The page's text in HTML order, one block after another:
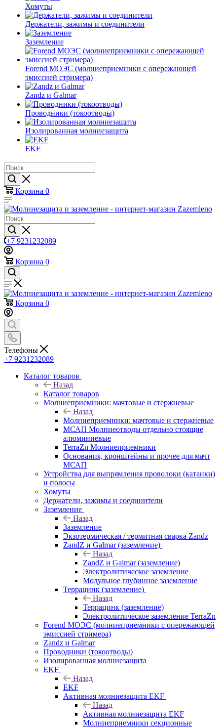
Хомуты
Держатели, зажимы и соединители
Заземление
Forend МОЭС (молниеприемники с опережающей
эмиссией стримера)
Zandz и Galmar
Проводники (токоотводы)
Изолированная молниезащита
EKF
Корзина 0
+7 9231232089
Корзина 0
Корзина 0
Телефоны
+7 9231232089
Каталог товаров
Назад
Каталог товаров
Молниеприемники: мачтовые и стержневые
Назад
Молниеприемники: мачтовые и стержневые
МСАП Молниеотводы отдельно стоящие
алюминиевые
TerraZn Молниеприемники
Основания, кронштейны и прочее для мачт
МСАП
Устройства для выпрямления проволоки (катанки)
и полосы
Хомуты
Держатели, зажимы и соединители
Заземление
Назад
Заземление
Экзотермическая / термитная сварка Zandz
ZandZ и Galmar (заземление)
Назад
ZandZ и Galmar (заземление)
Электролитическое заземление
Модульное глубинное заземление
Террацинк (заземление)
Назад
Террацинк (заземление)
Электролитическое заземление TerraZn
Forend МОЭС (молниеприемники с опережающей
эмиссией стримера)
Zandz и Galmar
Проводники (токоотводы)
Изолированная молниезащита
EKF
Назад
EKF
Активная молниезащита EKF
Назад
Активная молниезащита EKF
Молниеприемники секционные